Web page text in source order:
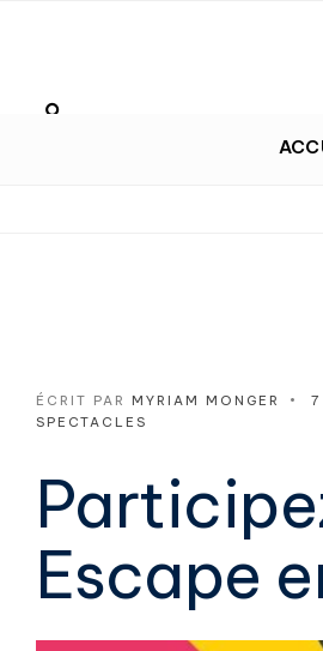
ÉCRIT PAR MYRIAM MONGER •
SPECTACLES
Escape